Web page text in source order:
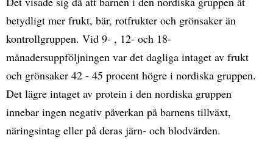
betydligt mer frukt, bär, rotfrukter och grönsaker än
kontrollgruppen. Vid 9- , 12- och 18-
månadersuppföljningen var det dagliga intaget av frukt
och grönsaker 42 - 45 procent högre i nordiska gruppen.
Det lägre intaget av protein i den nordiska gruppen
innebar ingen negativ påverkan på barnens tillväxt,
näringsintag eller på deras järn- och blodvärden.